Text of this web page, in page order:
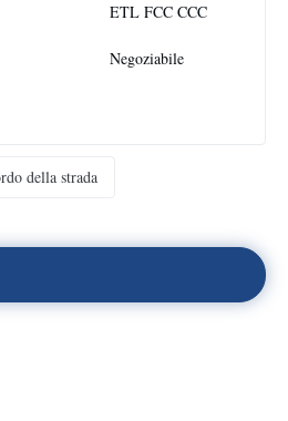
ETL FCC CCC
Negoziabile
della strada